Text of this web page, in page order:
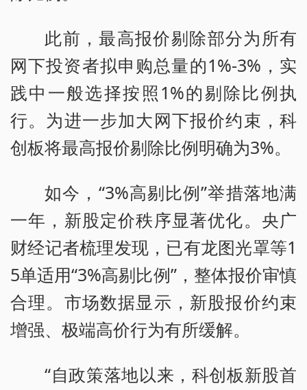
此前，最高报价剔除部分为所有
网下投资者拟申购总量的1%-3%，实
践中一般选择按照1%的剔除比例执
行。为进一步加大网下报价约束，科
创板将最高报价剔除比例明确为3%。
如今，“3%高剔比例”举措落地满
一年，新股定价秩序显著优化。央广
财经记者梳理发现，已有龙图光罩等1
5单适用“3%高剔比例”，整体报价审慎
合理。市场数据显示，新股报价约束
增强、极端高价行为有所缓解。
“自政策落地以来，科创板新股首